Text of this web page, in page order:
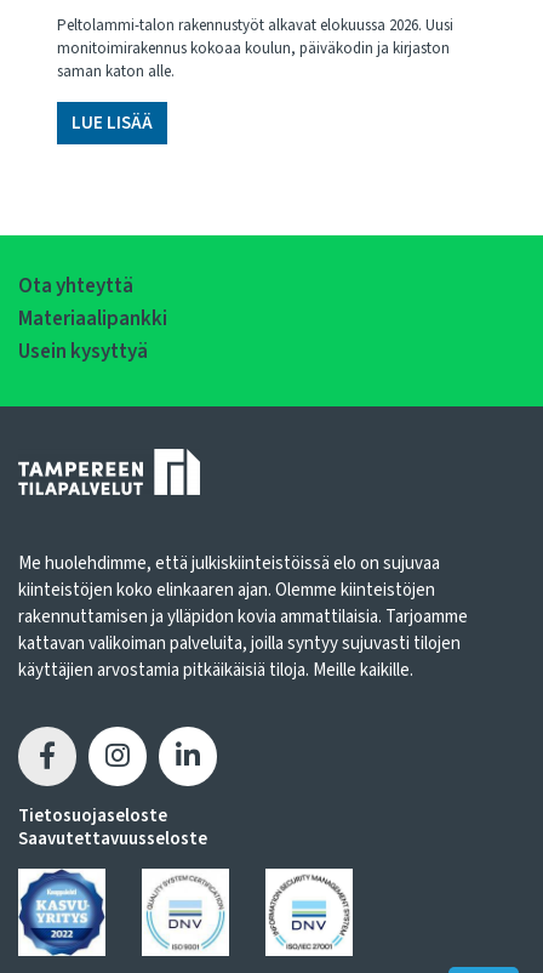
Peltolammi-talon rakennustyöt alkavat elokuussa 2026. Uusi
monitoimirakennus kokoaa koulun, päiväkodin ja kirjaston
saman katon alle.
LUE LISÄÄ
Ota yhteyttä
Materiaalipankki
Usein kysyttyä
Me huolehdimme, että julkiskiinteistöissä elo on sujuvaa
kiinteistöjen koko elinkaaren ajan. Olemme kiinteistöjen
rakennuttamisen ja ylläpidon kovia ammattilaisia. Tarjoamme
kattavan valikoiman palveluita, joilla syntyy sujuvasti tilojen
käyttäjien arvostamia pitkäikäisiä tiloja. Meille kaikille.
Tietosuojaseloste
Saavutettavuusseloste